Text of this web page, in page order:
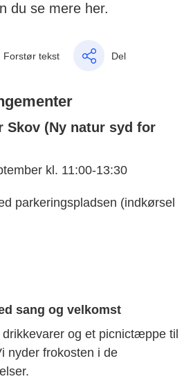
du se mere her.
Forstør tekst Del
Skov (Ny natur syd for
kl. 11:00-13:30
parkeringspladsen (indkørsel
sang og velkomst
og et picnictæppe til
nyder frokosten i de